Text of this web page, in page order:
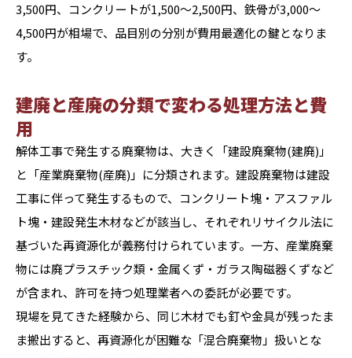
3,500円、コンクリートが1,500〜2,500円、鉄骨が3,000〜
4,500円が相場で、品目別の分別が費用最適化の鍵となりま
す。
建廃と産廃の分類で変わる処理方法と費
用
解体工事で発生する廃棄物は、大きく「建設廃棄物(建廃)」
と「産業廃棄物(産廃)」に分類されます。建設廃棄物は建設
工事に伴って発生するもので、コンクリート塊・アスファル
ト塊・建設発生木材などが該当し、それぞれリサイクル法に
基づいた再資源化が義務付けられています。一方、産業廃棄
物には廃プラスチック類・金属くず・ガラス陶磁器くずなど
が含まれ、許可を持つ処理業者への委託が必要です。
現場を見てきた経験から、同じ木材でも釘や金具が残ったま
ま搬出すると、再資源化が困難な「混合廃棄物」扱いとな